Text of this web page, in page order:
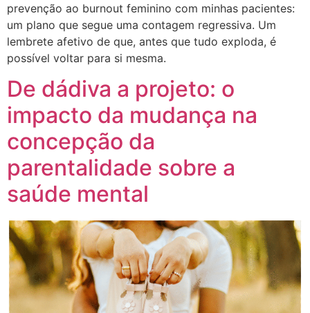
prevenção ao burnout feminino com minhas pacientes:
um plano que segue uma contagem regressiva. Um
lembrete afetivo de que, antes que tudo exploda, é
possível voltar para si mesma.
De dádiva a projeto: o
impacto da mudança na
concepção da
parentalidade sobre a
saúde mental